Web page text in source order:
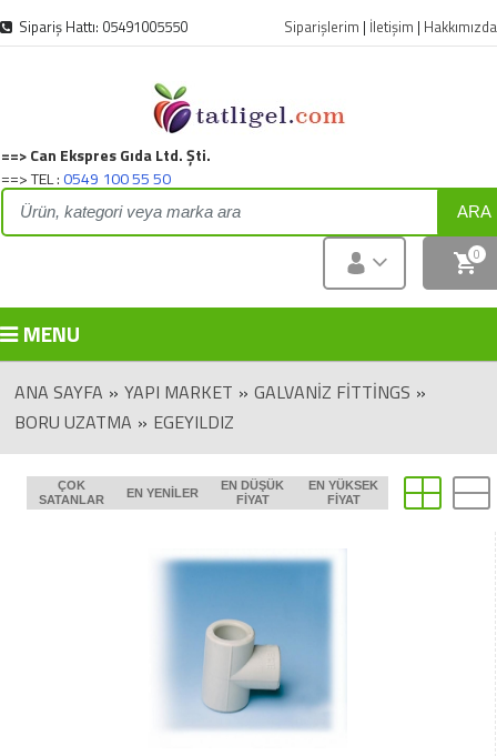
Sipariş Hattı: 05491005550 Siparişlerim | İletişim | Hakkımızda
Can Ekspres Gıda Ltd. Şti.
TEL :0549 100 55 50
ARA
0
MENU
ANA SAYFA » YAPI MARKET » GALVANIZ FITTINGS »
BORU UZATMA » EGEYILDIZ
ÇOK
SATANLAR
EN YENILER
EN DÜŞÜK
FIYAT
EN YÜKSEK
FIYAT